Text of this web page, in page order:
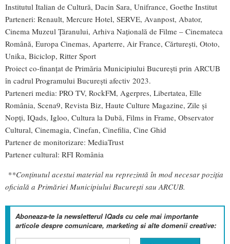
Institutul Italian de Cultură, Dacin Sara, Unifrance, Goethe Institut
Parteneri: Renault, Mercure Hotel, SERVE, Avanpost, Abator,
Cinema Muzeul Țăranului, Arhiva Națională de Filme – Cinemateca
Română, Europa Cinemas, Aparterre, Air France, Cărturești, Ototo,
Unika, Biciclop, Ritter Sport
Proiect co-finanțat de Primăria Municipiului București prin ARCUB
în cadrul Programului București afectiv 2023.
Parteneri media: PRO TV, RockFM, Agerpres, Libertatea, Elle
România, Scena9, Revista Biz, Haute Culture Magazine, Zile și
Nopți, IQads, Igloo, Cultura la Dubă, Films in Frame, Observator
Cultural, Cinemagia, Cinefan, Cinefilia, Cine Ghid
Partener de monitorizare: MediaTrust
Partener cultural: RFI România
**Conţinutul acestui material nu reprezintă în mod necesar poziţia
oficială a Primăriei Municipiului Bucureşti sau ARCUB.
Aboneaza-te la newsletterul IQads cu cele mai importante
articole despre comunicare, marketing si alte domenii creative: